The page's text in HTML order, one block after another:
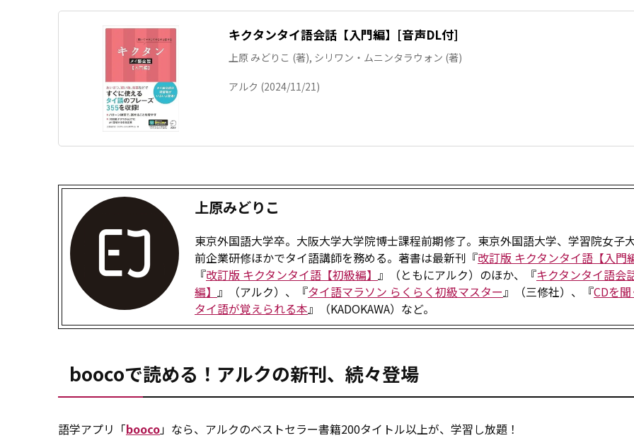
キクタンタイ語会話【入門編】[音声DL付]
上原 みどりこ (著), シリワン・ムニンタラウォン (著)
アルク (2024/11/21)
上原みどりこ
東京外国語大学卒。大阪大学大学院博士課程前期修了。東京外国語大学、学習院女子
前企業研修ほかでタイ語講師を務める。著書は最新刊『改訂版 キクタンタイ語【入門
『改訂版 キクタンタイ語【初級編】 』（ともにアルク）のほか、『キクタンタイ語会
編】 』（アルク）、『タイ語マラソン らくらく初級マスター』（三修社）、『CDを
タイ語が覚えられる本』（KADOKAWA）など。
boocoで読める！アルクの新刊、続々登場
語学アプリ「booco」なら、アルクのベストセラー書籍200タイトル以上が、学習し放題！